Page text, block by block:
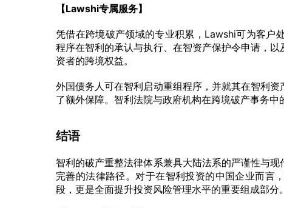
【Lawshi专属服务】
凭借在跨境破产领域的专业积累，Lawshi可为客户
程序在智利的承认与执行、在智资产保护令申请，
资者的跨境权益。
外国债务人可在智利启动重组程序，并就其在智利
了额外保障。智利法院与政府机构在跨境破产事务中
结语
智利的破产重整法律体系兼具大陆法系的严谨性与
完善的法律路径。对于在智利投资的中国企业而言
段，更是全面提升投资风险管理水平的重要组成部分。